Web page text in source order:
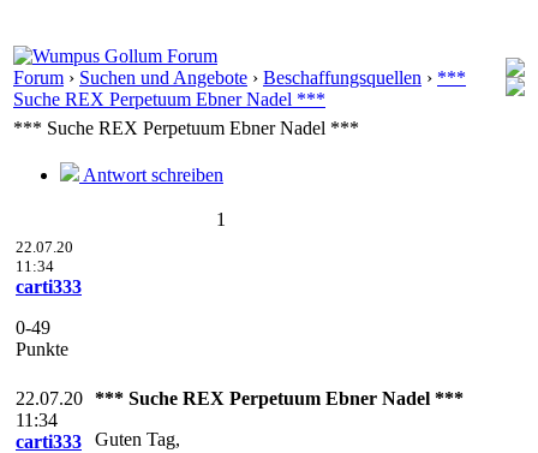
Forum › Suchen und Angebote › Beschaffungsquellen › ***
Suche REX Perpetuum Ebner Nadel ***
*** Suche REX Perpetuum Ebner Nadel ***
Antwort schreiben
1
22.07.20
11:34
carti333
0-49
Punkte
22.07.20
11:34
carti333
*** Suche REX Perpetuum Ebner Nadel ***
Guten Tag,